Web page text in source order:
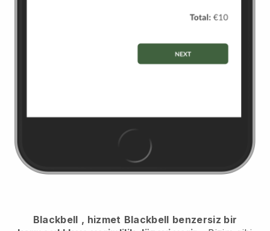
Blackbell , hizmet Blackbell benzersiz bir